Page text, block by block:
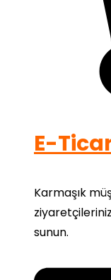
E-
Karmaşık
sunun.